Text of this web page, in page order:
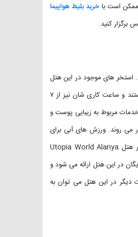
ممکن است با خرید بلیط هواپیما
برگزار کنید.
استخر های موجود در این هتل
رو باز بوده و استفاده از استخر ها رایگان است. توجه داشته باشید که همه استخرها مخصوص بزرگسالان هستند و ساعت کاری شان نیز از ۷
و خدمات مربوط به زیبایی پوست و
می روند. ورزش های آبی برای
سرگرمی در این هتل فراهم گردیده اند، همچنین موج‌سواری، پاراسل، اسکی روی آب جزو تفریحات دیگر در هتل Utopia World Alanya
در این هتل ارائه می شود و
دیگر در این هتل می توان به